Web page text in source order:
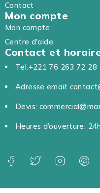
Contact
Mon compte
Mon compte
Centre d'aide
Contact et
Tel:+221 76 263 72 28
Adresse email:
Devis:
Heures d’ouverture: